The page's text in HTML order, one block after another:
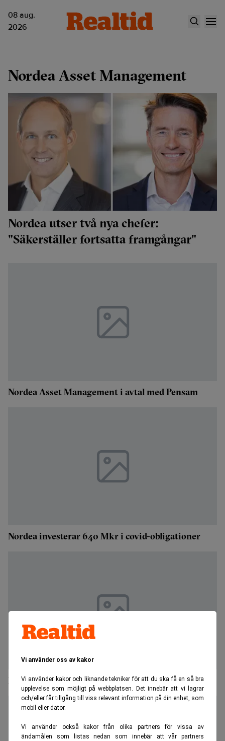
Vi använder oss av kakor
Vi använder kakor och liknande tekniker för att du ska få en så bra
upplevelse som möjligt på webbplatsen. Det innebär att vi lagrar
och/eller får tillgång till viss relevant information på din enhet, som
mobil eller dator.
Vi använder också kakor från olika partners för vissa av
ändamålen som listas nedan som innebär att vår partners
08 aug.
2026
Nordea Asset Management
Nordea utser två nya chefer:
"Säkerställer fortsatta framgångar"
Nordea Asset Management i avtal med Pensam
Nordea investerar 640 Mkr i covid-obligationer
Boom för Nordeas private banking